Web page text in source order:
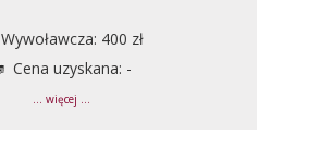
Wywoławcza: 400 zł
Cena uzyskana: -
... więcej ...